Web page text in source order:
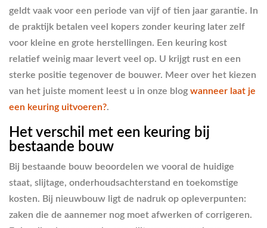
geldt vaak voor een periode van vijf of tien jaar garantie. In
de praktijk betalen veel kopers zonder keuring later zelf
voor kleine en grote herstellingen. Een keuring kost
relatief weinig maar levert veel op. U krijgt rust en een
sterke positie tegenover de bouwer. Meer over het kiezen
van het juiste moment leest u in onze blog wanneer laat je
een keuring uitvoeren?.
Het verschil met een keuring bij
bestaande bouw
Bij bestaande bouw beoordelen we vooral de huidige
staat, slijtage, onderhoudsachterstand en toekomstige
kosten. Bij nieuwbouw ligt de nadruk op opleverpunten:
zaken die de aannemer nog moet afwerken of corrigeren.